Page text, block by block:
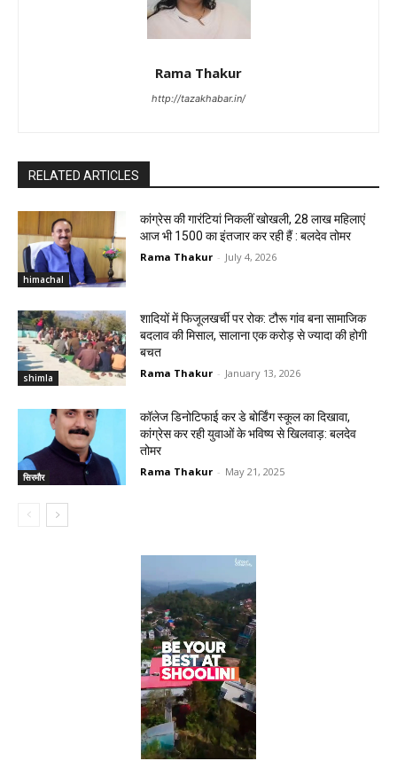
Rama Thakur
http://tazakhabar.in/
RELATED ARTICLES
himachal
कांग्रेस की गारंटियां निकलीं खोखली, 28 लाख महिलाएं
आज भी ₹1500 का इंतजार कर रही हैं : बलदेव तोमर
Rama Thakur - July 4, 2026
shimla
शादियों में फिजूलखर्ची पर रोक: टौरू गांव बना सामाजिक
बदलाव की मिसाल, सालाना एक करोड़ से ज्यादा की होगी
बचत
Rama Thakur - January 13, 2026
सिरमौर
कॉलेज डिनोटिफाई कर डे बोर्डिंग स्कूल का दिखावा,
कांग्रेस कर रही युवाओं के भविष्य से खिलवाड़: बलदेव
तोमर
Rama Thakur - May 21, 2025